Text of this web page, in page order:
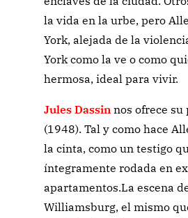
la vida en la urbe, pero
York, alejada de la
York como la ve o como
hermosa, ideal para vivir.
Jules Dassin nos ofrece
(1948). Tal y como hace
la cinta, como un testigo
íntegramente rodada en
apartamentos.La escena
Williamsburg, el mismo